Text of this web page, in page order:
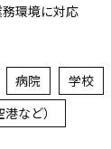
環境に対応
病院 学校
など）